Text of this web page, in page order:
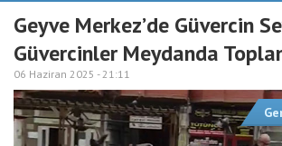
Geyve Merkez’de Güvercin
Güvercinler Meydanda
06 Haziran 2025 -21:11